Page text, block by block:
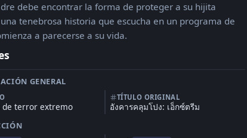
debe encontrar la forma de proteger a su hijita
tenebrosa historia que escucha en un programa de
a parecerse a su vida.
GENERAL
de terror extremo
TÍTULO ORIGINAL
อังคารคลุมโปง: เอ็กซ์ตรีม